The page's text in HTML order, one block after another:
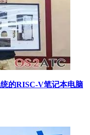
的RISC-V笔记本电脑